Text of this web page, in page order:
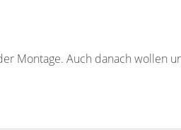
Montage. Auch danach wollen